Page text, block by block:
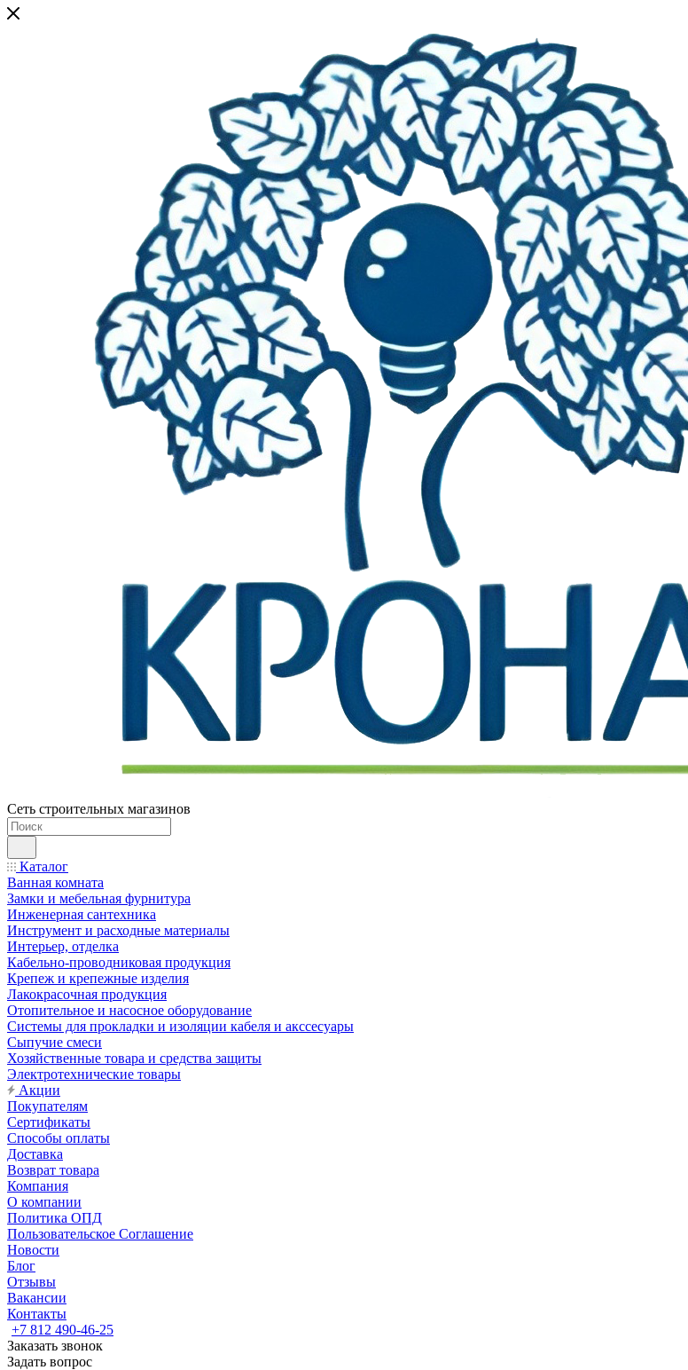
Сеть строительных магазинов
Каталог
Ванная комната
Замки и мебельная фурнитура
Инженерная сантехника
Инструмент и расходные материалы
Интерьер, отделка
Кабельно-проводниковая продукция
Крепеж и крепежные изделия
Лакокрасочная продукция
Отопительное и насосное оборудование
Системы для прокладки и изоляции кабеля и акссесуары
Сыпучие смеси
Хозяйственные товара и средства защиты
Электротехнические товары
Акции
Покупателям
Сертификаты
Способы оплаты
Доставка
Возврат товара
Компания
О компании
Политика ОПД
Пользовательское Соглашение
Новости
Блог
Отзывы
Вакансии
Контакты
+7 812 490-46-25
Заказать звонок
Задать вопрос